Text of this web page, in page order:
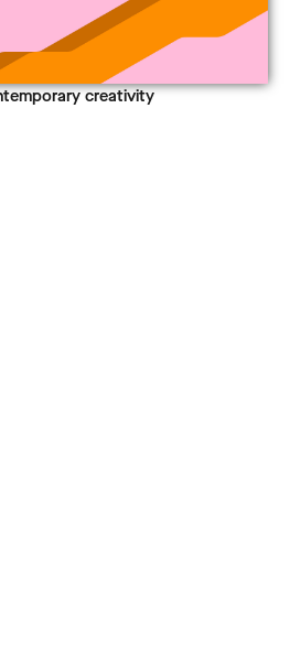
in exploring the
creativity